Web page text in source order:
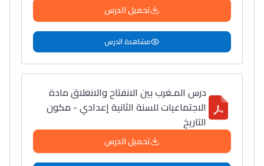
تحميل الدرس
مشاهدة الدرس
درس المـغرب بين الانفتاح والانغلاق مادة
الاجتماعيات للسنة الثانية إعدادي - مكون
التاريخ
تحميل الدرس